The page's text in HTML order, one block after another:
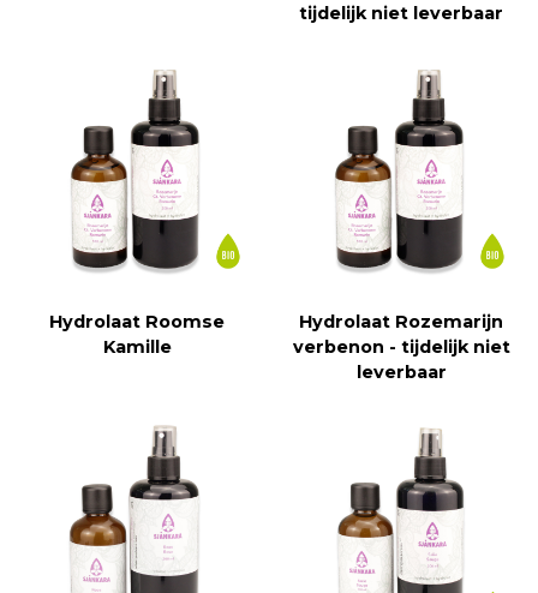
tijdelijk niet leverbaar
Hydrolaat Roomse
Kamille
Hydrolaat Rozemarijn
verbenon - tijdelijk niet
leverbaar